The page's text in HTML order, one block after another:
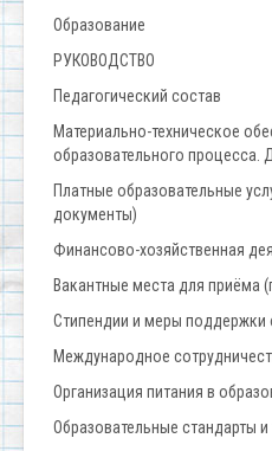
Образование
РУКОВОДСТВО
Педагогический состав
Материально-техническое
образовательного процесса.
Платные образовательные
документы)
Финансово-хозяйственная
Вакантные места для приёма
Стипендии и меры поддержки
Международное
Организация питания в
Образовательные стандарты и